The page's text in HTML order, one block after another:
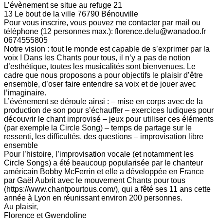
L’évènement se situe au refuge 21
13 Le bout de la ville 76790 Bénouville
Pour vous inscrire, vous pouvez me contacter par mail ou
téléphone (12 personnes max.): florence.delu@wanadoo.fr
0674555805
Notre vision : tout le monde est capable de s’exprimer par la
voix ! Dans les Chants pour tous, il n’y a pas de notion
d’esthétique, toutes les musicalités sont bienvenues. Le
cadre que nous proposons a pour objectifs le plaisir d’être
ensemble, d’oser faire entendre sa voix et de jouer avec
l’imaginaire.
L’événement se déroule ainsi : – mise en corps avec de la
production de son pour s’échauffer – exercices ludiques pour
découvrir le chant improvisé – jeux pour utiliser ces éléments
(par exemple la Circle Song) – temps de partage sur le
ressenti, les difficultés, des questions – improvisation libre
ensemble
Pour l’histoire, l’improvisation vocale (et notamment les
Circle Songs) a été beaucoup popularisée par le chanteur
américain Bobby McFerrin et elle a développée en France
par Gaël Aubrit avec le mouvement Chants pour tous
(https://www.chantpourtous.com/), qui a fêté ses 11 ans cette
année à Lyon en réunissant environ 200 personnes.
Au plaisir,
Florence et Gwendoline